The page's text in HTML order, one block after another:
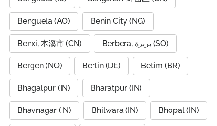
Benguela (AO) Benin City (NG)
Benxi, 本溪市 (CN) Berbera, بربرة (SO)
Bergen (NO) Berlin (DE) Betim (BR)
Bhagalpur (IN) Bharatpur (IN)
Bhavnagar (IN) Bhilwara (IN) Bhopal (IN)